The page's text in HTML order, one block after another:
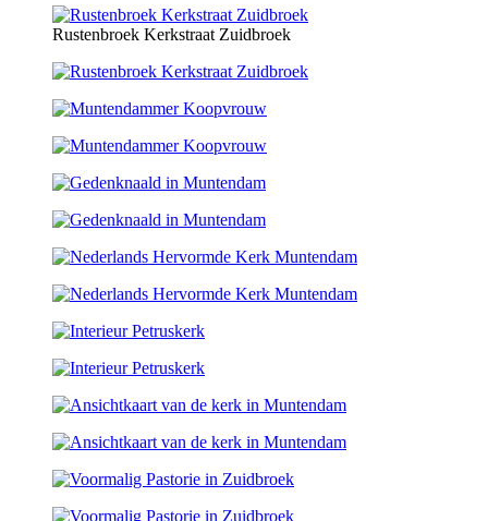
Rustenbroek Kerkstraat Zuidbroek